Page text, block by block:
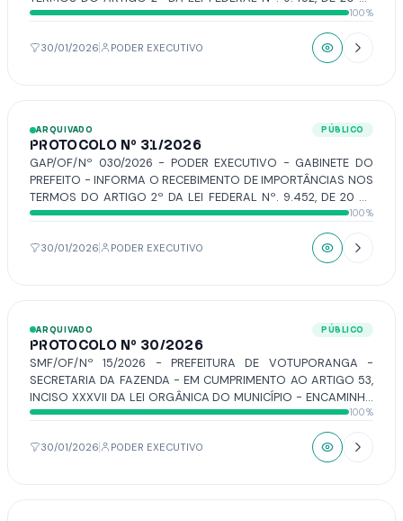
MARÇO DE 1997.
100%
30/01/2026 PODER EXECUTIVO
ARQUIVADO PÚBLICO
PROTOCOLO Nº 31/2026
GAP/OF/Nº 030/2026 - PODER EXECUTIVO - GABINETE DO
PREFEITO - INFORMA O RECEBIMENTO DE IMPORTÂNCIAS NOS
TERMOS DO ARTIGO 2º DA LEI FEDERAL Nº. 9.452, DE 20 DE
MARÇO DE 1997.
100%
30/01/2026 PODER EXECUTIVO
ARQUIVADO PÚBLICO
PROTOCOLO Nº 30/2026
SMF/OF/Nº 15/2026 - PREFEITURA DE VOTUPORANGA -
SECRETARIA DA FAZENDA - EM CUMPRIMENTO AO ARTIGO 53,
INCISO XXXVII DA LEI ORGÂNICA DO MUNICÍPIO - ENCAMINHA
CÓPIA DO BALANCETE GERAL DO MUNÍCIPIO DE
VOTUPORANGA, RECEITA E DESPESA, REFERENTE AO MÊS DE
DEZEMBRO DE 2025.
100%
30/01/2026 PODER EXECUTIVO